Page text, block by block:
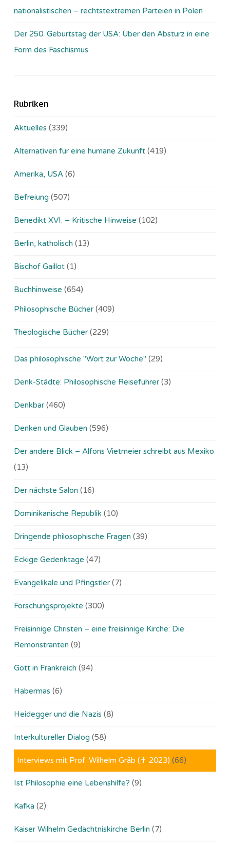
nationalistischen – rechtstextremen Parteien in Polen
Der 250. Geburtstag der USA: Über den Absturz in eine
Form des Faschismus
Rubriken
Aktuelles (339)
Alternativen für eine humane Zukunft (419)
Amerika, USA (6)
Befreiung (507)
Benedikt XVI. – Kritische Hinweise (102)
Berlin, katholisch (13)
Bischof Gaillot (1)
Buchhinweise (654)
Philosophische Bücher (409)
Theologische Bücher (229)
Das philosophische "Wort zur Woche" (29)
Denk-Städte: Philosophische Reiseführer (3)
Denkbar (460)
Denken und Glauben (596)
Der andere Blick – Alfons Vietmeier schreibt aus Mexiko
(13)
Der nächste Salon (16)
Dominikanische Republik (10)
Dringende philosophische Fragen (39)
Eckige Gedenktage (47)
Evangelikale und Pfingstler (7)
Forschungsprojekte (300)
Freisinnige Christen – eine freisinnige Kirche: Die
Remonstranten (9)
Gott in Frankreich (94)
Habermas (6)
Heidegger und die Nazis (8)
Interkultureller Dialog (58)
Interviews mit Prof. Wilhelm Gräb (✝ 2023) (66)
Ist Philosophie eine Lebenshilfe? (9)
Kafka (2)
Kaiser Wilhelm Gedächtniskirche Berlin (7)